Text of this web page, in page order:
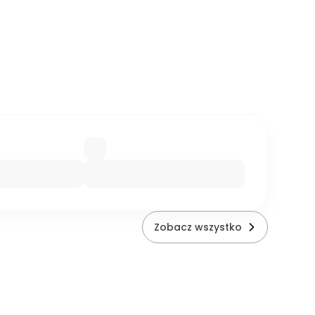
Zobacz wszystko